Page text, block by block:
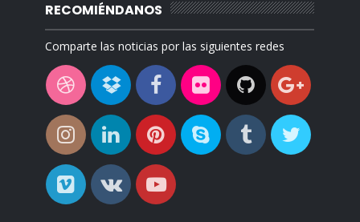
RECOMIÉNDANOS
Comparte las noticias por las siguientes redes